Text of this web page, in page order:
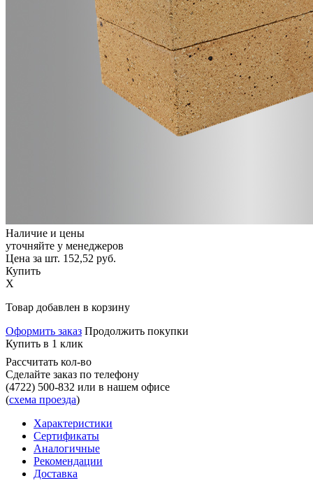
Наличие и цены
уточняйте у менеджеров
Цена за шт. 152,52 руб.
Купить
X
Товар добавлен в корзину
Оформить заказ Продолжить покупки
Купить в 1 клик
Рассчитать кол-во
Сделайте заказ по телефону
(4722) 500-832 или в нашем офисе
(схема проезда)
Характеристики
Сертификаты
Аналогичные
Рекомендации
Доставка